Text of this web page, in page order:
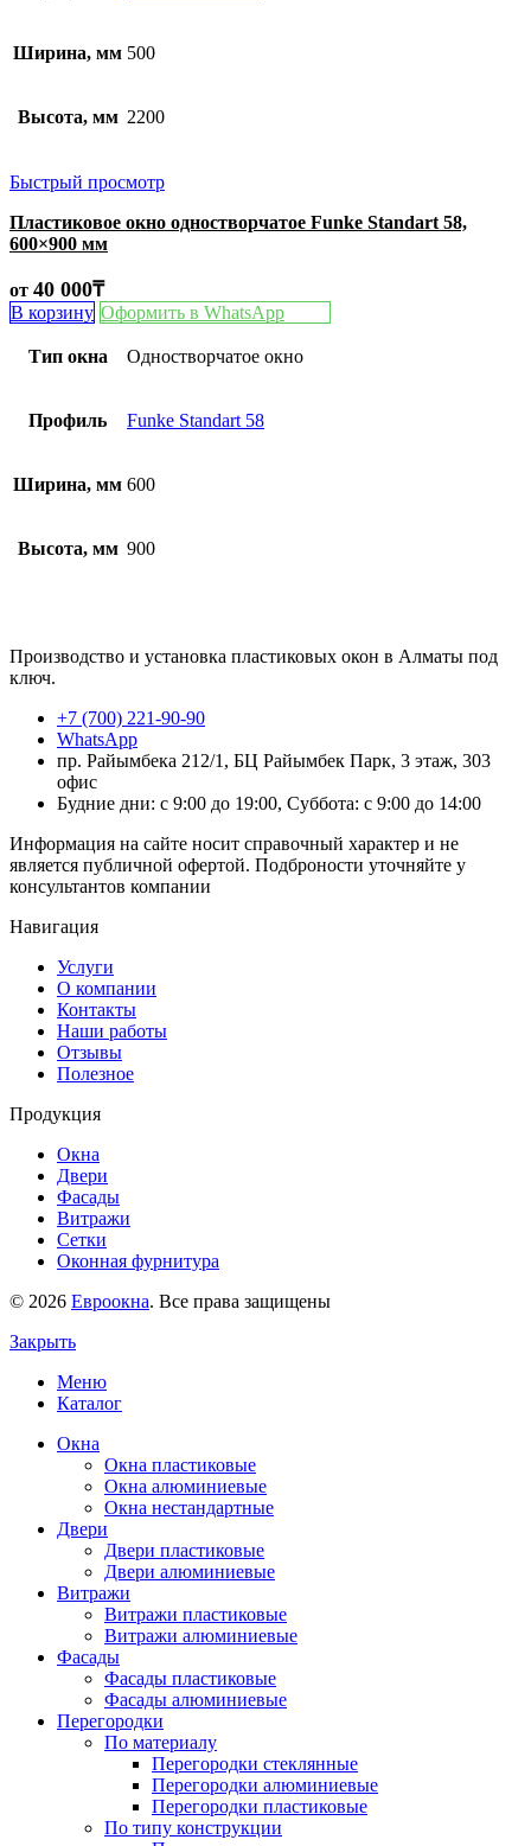
Ширина, мм 500
Высота, мм 2200
Быстрый просмотр
Пластиковое окно одностворчатое Funke Standart 58,
600×900 мм
от 40 000₸
В корзину Оформить в WhatsApp
Тип окна Одностворчатое окно
Профиль Funke Standart 58
Ширина, мм 600
Высота, мм 900
Производство и установка пластиковых окон в Алматы под
ключ.
+7 (700) 221-90-90
WhatsApp
пр. Райымбека 212/1, БЦ Райымбек Парк, 3 этаж, 303
офис
Будние дни: с 9:00 до 19:00, Суббота: с 9:00 до 14:00
Информация на сайте носит справочный характер и не
является публичной офертой. Подброности уточняйте у
консультантов компании
Навигация
Услуги
О компании
Контакты
Наши работы
Отзывы
Полезное
Продукция
Окна
Двери
Фасады
Витражи
Сетки
Оконная фурнитура
© 2026 Евроокна. Все права защищены
Закрыть
Меню
Каталог
Окна
Окна пластиковые
Окна алюминиевые
Окна нестандартные
Двери
Двери пластиковые
Двери алюминиевые
Витражи
Витражи пластиковые
Витражи алюминиевые
Фасады
Фасады пластиковые
Фасады алюминиевые
Перегородки
По материалу
Перегородки стеклянные
Перегородки алюминиевые
Перегородки пластиковые
По типу конструкции